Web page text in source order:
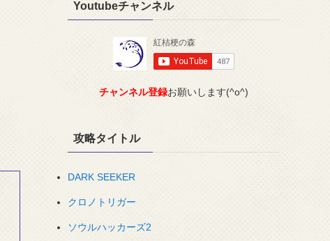
Youtubeチャンネル
チャンネル登録お願いします(^o^)
攻略タイトル
DARK SEEKER
クロノトリガー
ソウルハッカーズ2